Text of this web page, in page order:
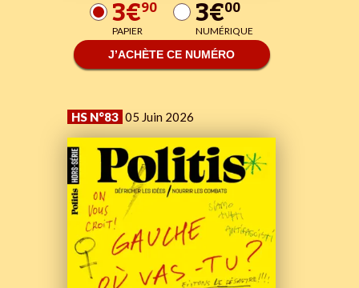
3€90
PAPIER 3€00
NUMÉRIQUE
J’ACHÈTE CE NUMÉRO
HS N°83 05 Juin 2026